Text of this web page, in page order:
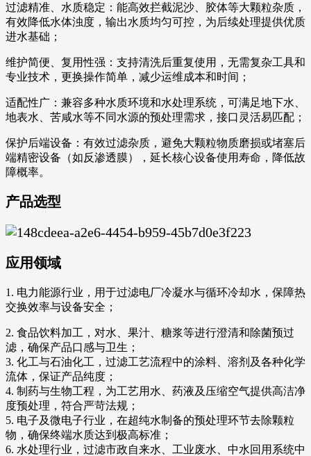
过滤精准、水质稳定：能高效拦截泥沙、胶体等大颗粒杂质，
有效降低水体浊度，输出水质均匀可控，为后续处理提供优质
进水基础；
维护简便、复用性强：支持清洗后重复使用，无需复杂工具和
专业技术，更换操作简单，减少运维成本和时间；
适配性广：兼容多种水质环境和水处理系统，可满足地下水、
地表水、苦咸水等不同水源的预处理需求，接口灵活易匹配；
保护后端设备：有效过滤杂质，避免大颗粒物质磨损或堵塞后
端精密设备（如反渗透膜），延长核心设备使用寿命，降低故
障概率。
产品选型
应用领域
1. 电力能源行业，用于过滤电厂冷凝水与循环冷却水，保障热
交换效率与设备安全；
2. 食品饮料加工，对水、果汁、糖浆等进行澄清和除菌预过
滤，确保产品口感与卫生；
3. 化工与石油化工，过滤工艺流程中的涂料、溶剂及各种化学
流体，保证产品纯度；
4. 制药与生物工程，为工艺用水、药液及压缩空气提供高洁净
度预处理，符合严苛法规；
5. 电子及微电子行业，在超纯水制备的预处理环节去除颗粒
物，确保终端水质达到极高标准；
6. 水处理行业，过滤市政自来水、工业废水、中水回用系统中